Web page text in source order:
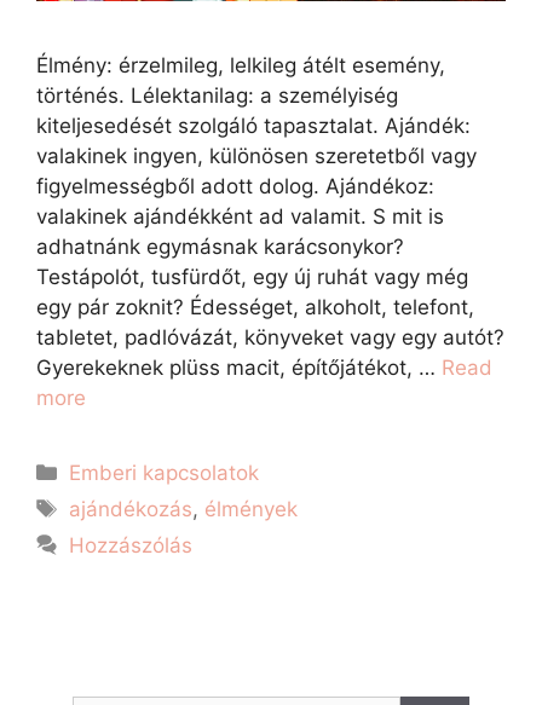
Élmény: érzelmileg, lelkileg átélt esemény,
történés. Lélektanilag: a személyiség
kiteljesedését szolgáló tapasztalat. Ajándék:
valakinek ingyen, különösen szeretetből vagy
figyelmességből adott dolog. Ajándékoz:
valakinek ajándékként ad valamit. S mit is
adhatnánk egymásnak karácsonykor?
Testápolót, tusfürdőt, egy új ruhát vagy még
egy pár zoknit? Édességet, alkoholt, telefont,
tabletet, padlóvázát, könyveket vagy egy autót?
Gyerekeknek plüss macit, építőjátékot, … Read
more
Emberi kapcsolatok
ajándékozás, élmények
Hozzászólás